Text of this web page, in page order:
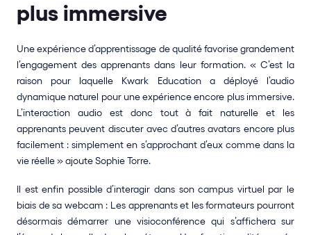
plus immersive
Une expérience d’apprentissage de qualité favorise grandement
l’engagement des apprenants dans leur formation. « C’est la
raison pour laquelle Kwark Education a déployé l’audio
dynamique naturel pour une expérience encore plus immersive.
L’interaction audio est donc tout à fait naturelle et les
apprenants peuvent discuter avec d’autres avatars encore plus
facilement : simplement en s’approchant d’eux comme dans la
vie réelle » ajoute Sophie Torre.
Il est enfin possible d’interagir dans son campus virtuel par le
biais de sa webcam : Les apprenants et les formateurs pourront
désormais démarrer une visioconférence qui s’affichera sur